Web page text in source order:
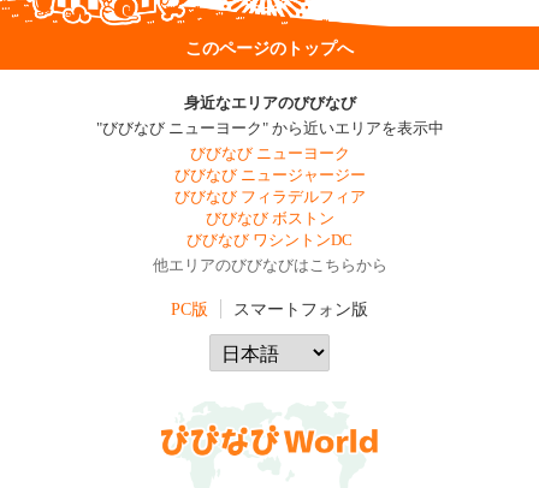
このページのトップへ
身近なエリアのびびなび
"びびなび ニューヨーク" から近いエリアを表示中
びびなび ニューヨーク
びびなび ニュージャージー
びびなび フィラデルフィア
びびなび ボストン
びびなび ワシントンDC
他エリアのびびなびはこちらから
PC版 スマートフォン版